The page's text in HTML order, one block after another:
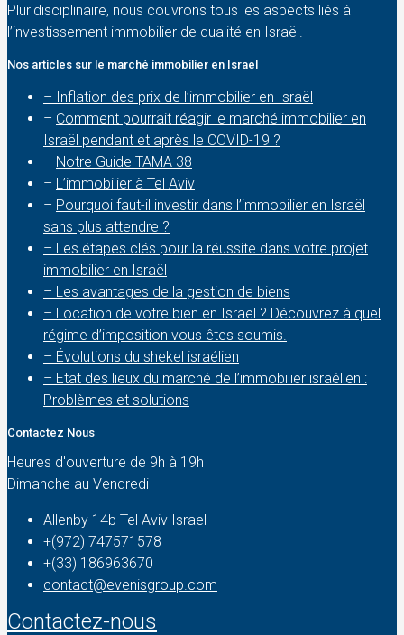
Pluridisciplinaire, nous couvrons tous les aspects liés à
l’investissement immobilier de qualité en Israël.
Nos articles sur le marché immobilier en Israel
– Inflation des prix de l’immobilier en Israël
– Comment pourrait réagir le marché immobilier en
Israël pendant et après le COVID-19 ?
– Notre Guide TAMA 38
– L’immobilier à Tel Aviv
– Pourquoi faut-il investir dans l’immobilier en Israël
sans plus attendre ?
– Les étapes clés pour la réussite dans votre projet
immobilier en Israël
– Les avantages de la gestion de biens
– Location de votre bien en Israël ? Découvrez à quel
régime d’imposition vous êtes soumis.
– Évolutions du shekel israélien
– Etat des lieux du marché de l’immobilier israélien :
Problèmes et solutions
Contactez Nous
Heures d'ouverture de 9h à 19h
Dimanche au Vendredi
Allenby 14b Tel Aviv Israel
+(972) 747571578
+(33) 186963670
contact@evenisgroup.com
Contactez-nous